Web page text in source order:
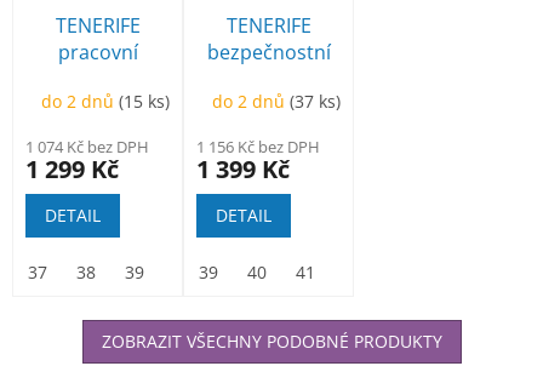
TENERIFE
pracovní
do 2 dnů(15 ks)
1 074 Kč bez DPH
1 299 Kč
DETAIL
37 38 39
TENERIFE
bezpečnostní
do 2 dnů(37 ks)
1 156 Kč bez DPH
1 399 Kč
DETAIL
39 40 41
ZOBRAZIT VŠECHNY PODOBNÉ PRODUKTY